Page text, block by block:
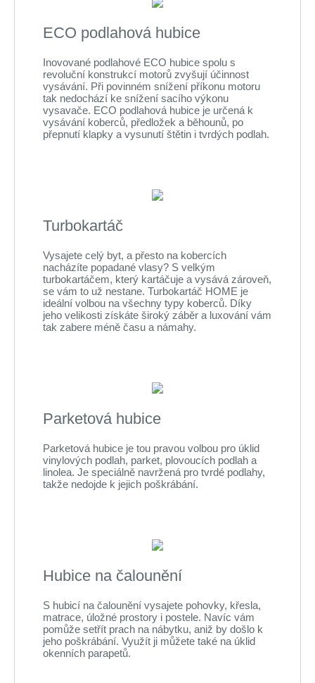
ECO podlahová hubice
Inovované podlahové ECO hubice spolu s
revoluční konstrukcí motorů zvyšují účinnost
vysávání. Při povinném snížení příkonu motoru
tak nedochází ke snížení sacího výkonu
vysavače. ECO podlahová hubice je určená k
vysávání koberců, předložek a běhounů, po
přepnutí klapky a vysunutí štětin i tvrdých podlah.
Turbokartáč
Vysajete celý byt, a přesto na kobercích
nacházíte popadané vlasy? S velkým
turbokartáčem, který kartáčuje a vysává zároveň,
se vám to už nestane. Turbokartáč HOME je
ideální volbou na všechny typy koberců. Díky
jeho velikosti získáte široký záběr a luxování vám
tak zabere méně času a námahy.
Parketová hubice
Parketová hubice je tou pravou volbou pro úklid
vinylových podlah, parket, plovoucích podlah a
linolea. Je speciálně navržená pro tvrdé podlahy,
takže nedojde k jejich poškrábání.
Hubice na čalounění
S hubicí na čalounění vysajete pohovky, křesla,
matrace, úložné prostory i postele. Navíc vám
pomůže setřít prach na nábytku, aniž by došlo k
jeho poškrábání. Využít ji můžete také na úklid
okenních parapetů.